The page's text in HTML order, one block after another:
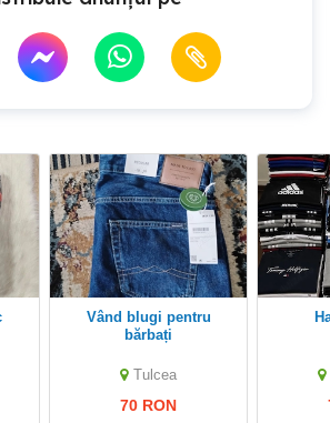
Vând blugi pentru
bărbați
Tulcea
70 RON